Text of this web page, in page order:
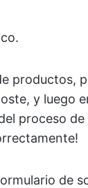
productos,
y luego
proceso
de